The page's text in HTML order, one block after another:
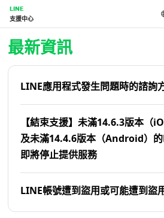
LINE
支援中心
首頁 | LINE支援中心
最新資訊
LINE應用程式發生問題時的諮詢
【結束支援】未滿14.6.3版本（
及未滿14.4.6版本（Android）
即將停止提供服務
LINE帳號遭到盜用或可能遭到盜